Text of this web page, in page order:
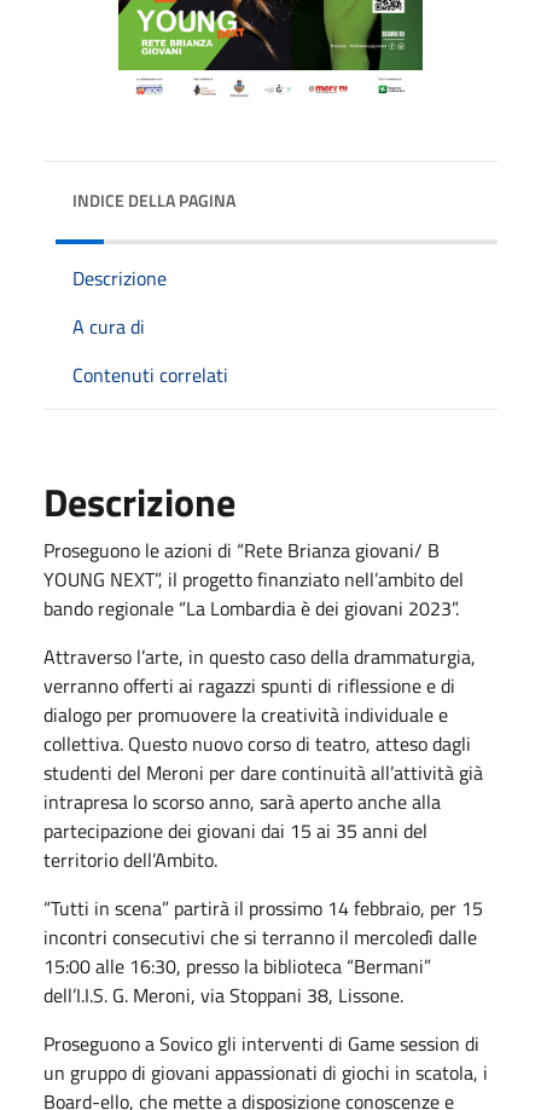
INDICE DELLA PAGINA
Descrizione
A cura di
Contenuti correlati
Descrizione
Proseguono le azioni di “Rete Brianza giovani/ B
YOUNG NEXT”, il progetto finanziato nell’ambito del
bando regionale “La Lombardia è dei giovani 2023”.
Attraverso l’arte, in questo caso della drammaturgia,
verranno offerti ai ragazzi spunti di riflessione e di
dialogo per promuovere la creatività individuale e
collettiva. Questo nuovo corso di teatro, atteso dagli
studenti del Meroni per dare continuità all’attività già
intrapresa lo scorso anno, sarà aperto anche alla
partecipazione dei giovani dai 15 ai 35 anni del
territorio dell’Ambito.
“Tutti in scena” partirà il prossimo 14 febbraio, per 15
incontri consecutivi che si terranno il mercoledì dalle
15:00 alle 16:30, presso la biblioteca “Bermani”
dell’I.I.S. G. Meroni, via Stoppani 38, Lissone.
Proseguono a Sovico gli interventi di Game session di
un gruppo di giovani appassionati di giochi in scatola, i
Board-ello, che mette a disposizione conoscenze e